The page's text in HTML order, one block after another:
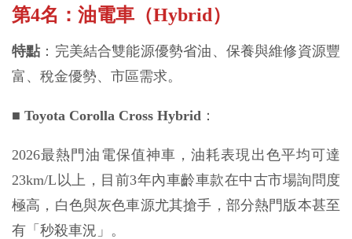
第4名：油電車（Hybrid）
特點 ：完美結合雙能源優勢省油、保養與維修資源豐
富、稅金優勢、市區需求。
■ Toyota Corolla Cross Hybrid ：
2026最熱門油電保值神車，油耗表現出色平均可達
23km/L以上，目前3年內車齡車款在中古市場詢問度
極高，白色與灰色車源尤其搶手，部分熱門版本甚至
有「秒殺車況」。